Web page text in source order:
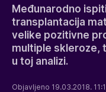
Međunarodno
transplantacija
velike pozitivne
multiple skleroze,
u toj analizi.
Objavljeno 19.03.2018.